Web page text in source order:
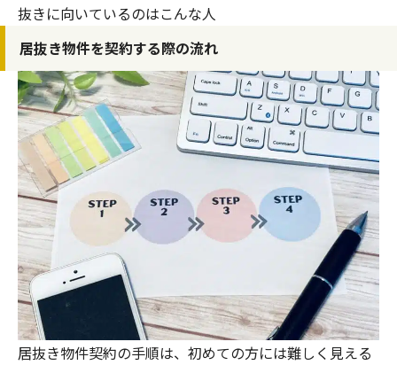
抜きに向いているのはこんな人
居抜き物件を契約する際の流れ
居抜き物件契約の手順は、初めての方には難しく見える